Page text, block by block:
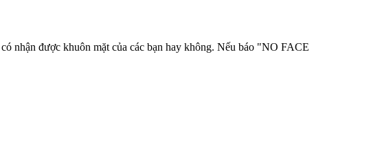
nhận được khuôn mặt của các bạn hay không. Nếu báo "NO FACE